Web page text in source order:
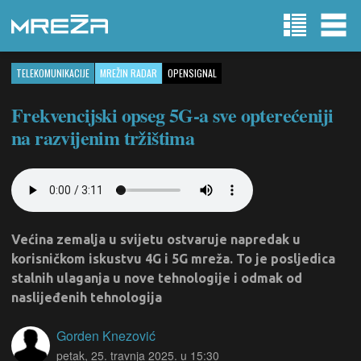
TELEKOMUNIKACIJE MREŽIN RADAR OPENSIGNAL
Frekvencijski opseg 5G-a sve opterećeniji
na razvijenim tržištima
Većina zemalja u svijetu ostvaruje napredak u
korisničkom iskustvu 4G i 5G mreža. To je posljedica
stalnih ulaganja u nove tehnologije i odmak od
naslijeđenih tehnologija
Gorden Knezović
petak, 25. travnja 2025. u 15:30